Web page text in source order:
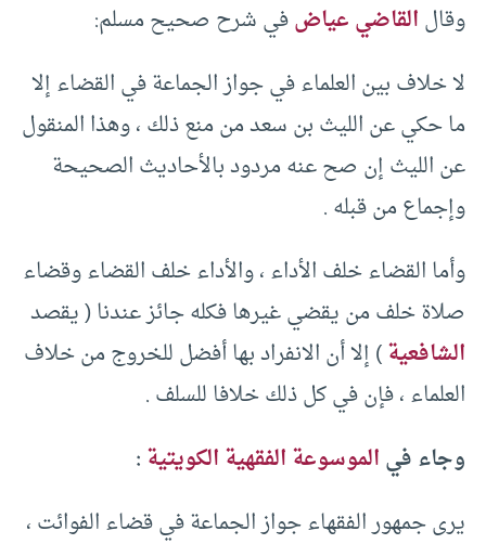
وقالالقاضي عياضفي شرح صحيح مسلم:
لا خلاف بين العلماء في جواز الجماعة في القضاء إلا
ما حكي عن الليث بن سعد من منع ذلك ، وهذا المنقول
عن الليث إن صح عنه مردود بالأحاديث الصحيحة
وإجماع من قبله .
وأما القضاء خلف الأداء ، والأداء خلف القضاء وقضاء
صلاة خلف من يقضي غيرها فكله جائز عندنا ( يقصد
الشافعية) إلا أن الانفراد بها أفضل للخروج من خلاف
العلماء ، فإن في كل ذلك خلافا للسلف .
وجاء فيالموسوعة الفقهية الكويتية:
يرى جمهور الفقهاء جواز الجماعة في قضاء الفوائت ،